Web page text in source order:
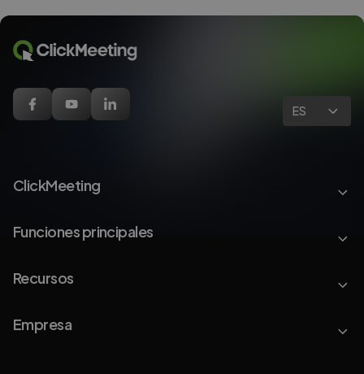
ES
ClickMeeting
Funciones principales
Recursos
Empresa